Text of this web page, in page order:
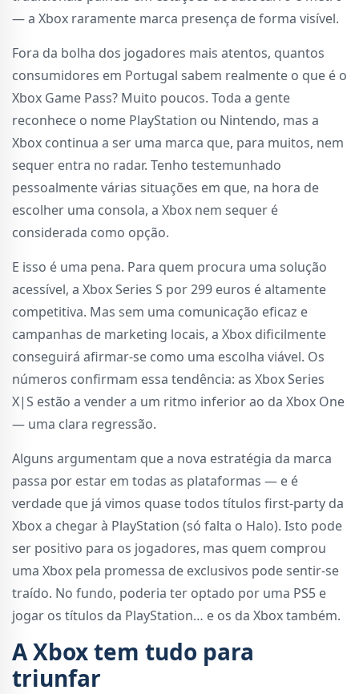
— a Xbox raramente marca presença de forma visível.
Fora da bolha dos jogadores mais atentos, quantos
consumidores em Portugal sabem realmente o que é o
Xbox Game Pass? Muito poucos. Toda a gente
reconhece o nome PlayStation ou Nintendo, mas a
Xbox continua a ser uma marca que, para muitos, nem
sequer entra no radar. Tenho testemunhado
pessoalmente várias situações em que, na hora de
escolher uma consola, a Xbox nem sequer é
considerada como opção.
E isso é uma pena. Para quem procura uma solução
acessível, a Xbox Series S por 299 euros é altamente
competitiva. Mas sem uma comunicação eficaz e
campanhas de marketing locais, a Xbox dificilmente
conseguirá afirmar-se como uma escolha viável. Os
números confirmam essa tendência: as Xbox Series
X|S estão a vender a um ritmo inferior ao da Xbox One
— uma clara regressão.
Alguns argumentam que a nova estratégia da marca
passa por estar em todas as plataformas — e é
verdade que já vimos quase todos títulos first-party da
Xbox a chegar à PlayStation (só falta o Halo). Isto pode
ser positivo para os jogadores, mas quem comprou
uma Xbox pela promessa de exclusivos pode sentir-se
traído. No fundo, poderia ter optado por uma PS5 e
jogar os títulos da PlayStation… e os da Xbox também.
A Xbox tem tudo para
triunfar